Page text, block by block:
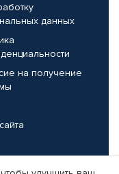
данных
на получение